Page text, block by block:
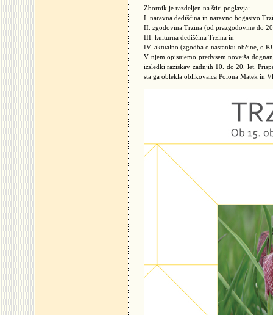
Zbornik je razdeljen na štiri poglavja:
I. naravna dediščina in naravno bogastvo
II. zgodovina Trzina (od prazgodovine do
III: kulturna dediščina Trzina in
IV. aktualno (zgodba o nastanku občine, o
V njem opisujemo predvsem novejša
izsledki raziskav zadnjih 10. do 20. let.
sta ga oblekla oblikovalca Polona Matek in